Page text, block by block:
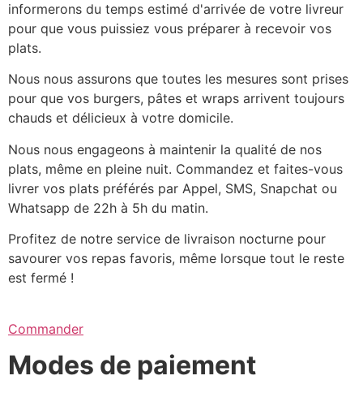
informerons du temps estimé d'arrivée de votre livreur
pour que vous puissiez vous préparer à recevoir vos
plats.
Nous nous assurons que toutes les mesures sont prises
pour que vos burgers, pâtes et wraps arrivent toujours
chauds et délicieux à votre domicile.
Nous nous engageons à maintenir la qualité de nos
plats, même en pleine nuit. Commandez et faites-vous
livrer vos plats préférés par Appel, SMS, Snapchat ou
Whatsapp de 22h à 5h du matin.
Profitez de notre service de livraison nocturne pour
savourer vos repas favoris, même lorsque tout le reste
est fermé !
Commander
Modes de paiement